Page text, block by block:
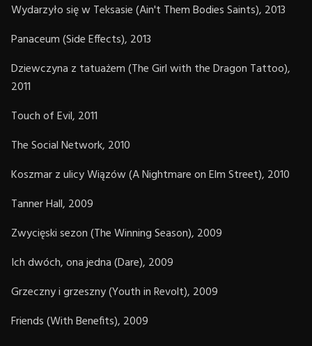
Wydarzyło się w Teksasie (Ain't Them Bodies Saints), 2013
Panaceum (Side Effects), 2013
Dziewczyna z tatuażem (The Girl with the Dragon Tattoo),
2011
Touch of Evil, 2011
The Social Network, 2010
Koszmar z ulicy Wiązów (A Nightmare on Elm Street), 2010
Tanner Hall, 2009
Zwycięski sezon (The Winning Season), 2009
Ich dwóch, ona jedna (Dare), 2009
Grzeczny i grzeszny (Youth in Revolt), 2009
Friends (With Benefits), 2009